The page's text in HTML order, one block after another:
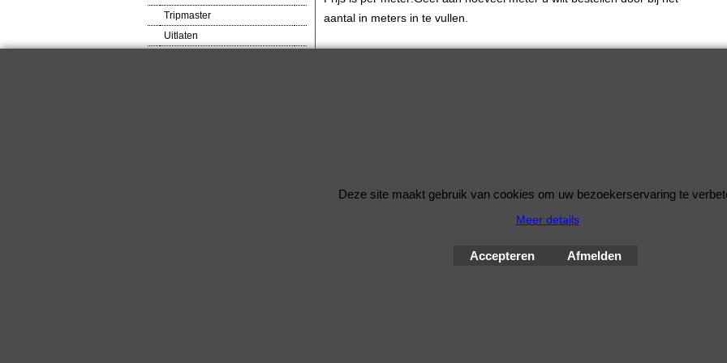
Tripmaster
Uitlaten
aantal in meters in te vullen.
2026 sinds 1998
Deze site maakt gebruik van cookies om uw bezoekerservaring te
Meer details
Accepteren Afmelden